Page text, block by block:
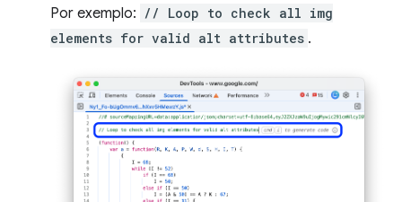
Por exemplo: // Loop to check all img
elements for valid alt attributes .